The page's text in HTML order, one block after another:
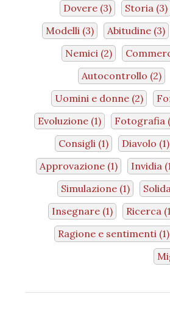
Dovere (3) Storia (3)
Modelli (3) Abitudine (3)
Nemici (2)
Autocontrollo (2)
Uomini e donne (2)
Evoluzione (1) Fotografia
Consigli (1) Diavolo (1)
Approvazione (1) Invidia
Simulazione (1)
Insegnare (1) Ricerca
Ragione e sentimenti (1)